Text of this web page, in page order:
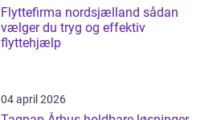
Flyttefirma nordsjælland sådan
vælger du tryg og effektiv
flyttehjælp
04 april 2026